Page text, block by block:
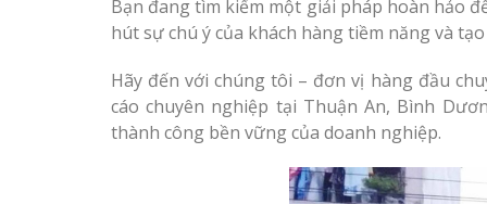
Bạn đang tìm kiếm một giải pháp hoàn hảo
hút sự chú ý của khách hàng tiềm năng và
Hãy đến với chúng tôi – đơn vị hàng đầu
cáo chuyên nghiệp tại Thuận An, Bình
thành công bền vững của doanh nghiệp.
Thiết kế Profile tại Vinh
Làm biển alu chữ nổi tại
Vinh Nghệ An
Biển Led
Ma Trận
Nghiệp
Làm Biển
Mica Tại Vinh
Ngay